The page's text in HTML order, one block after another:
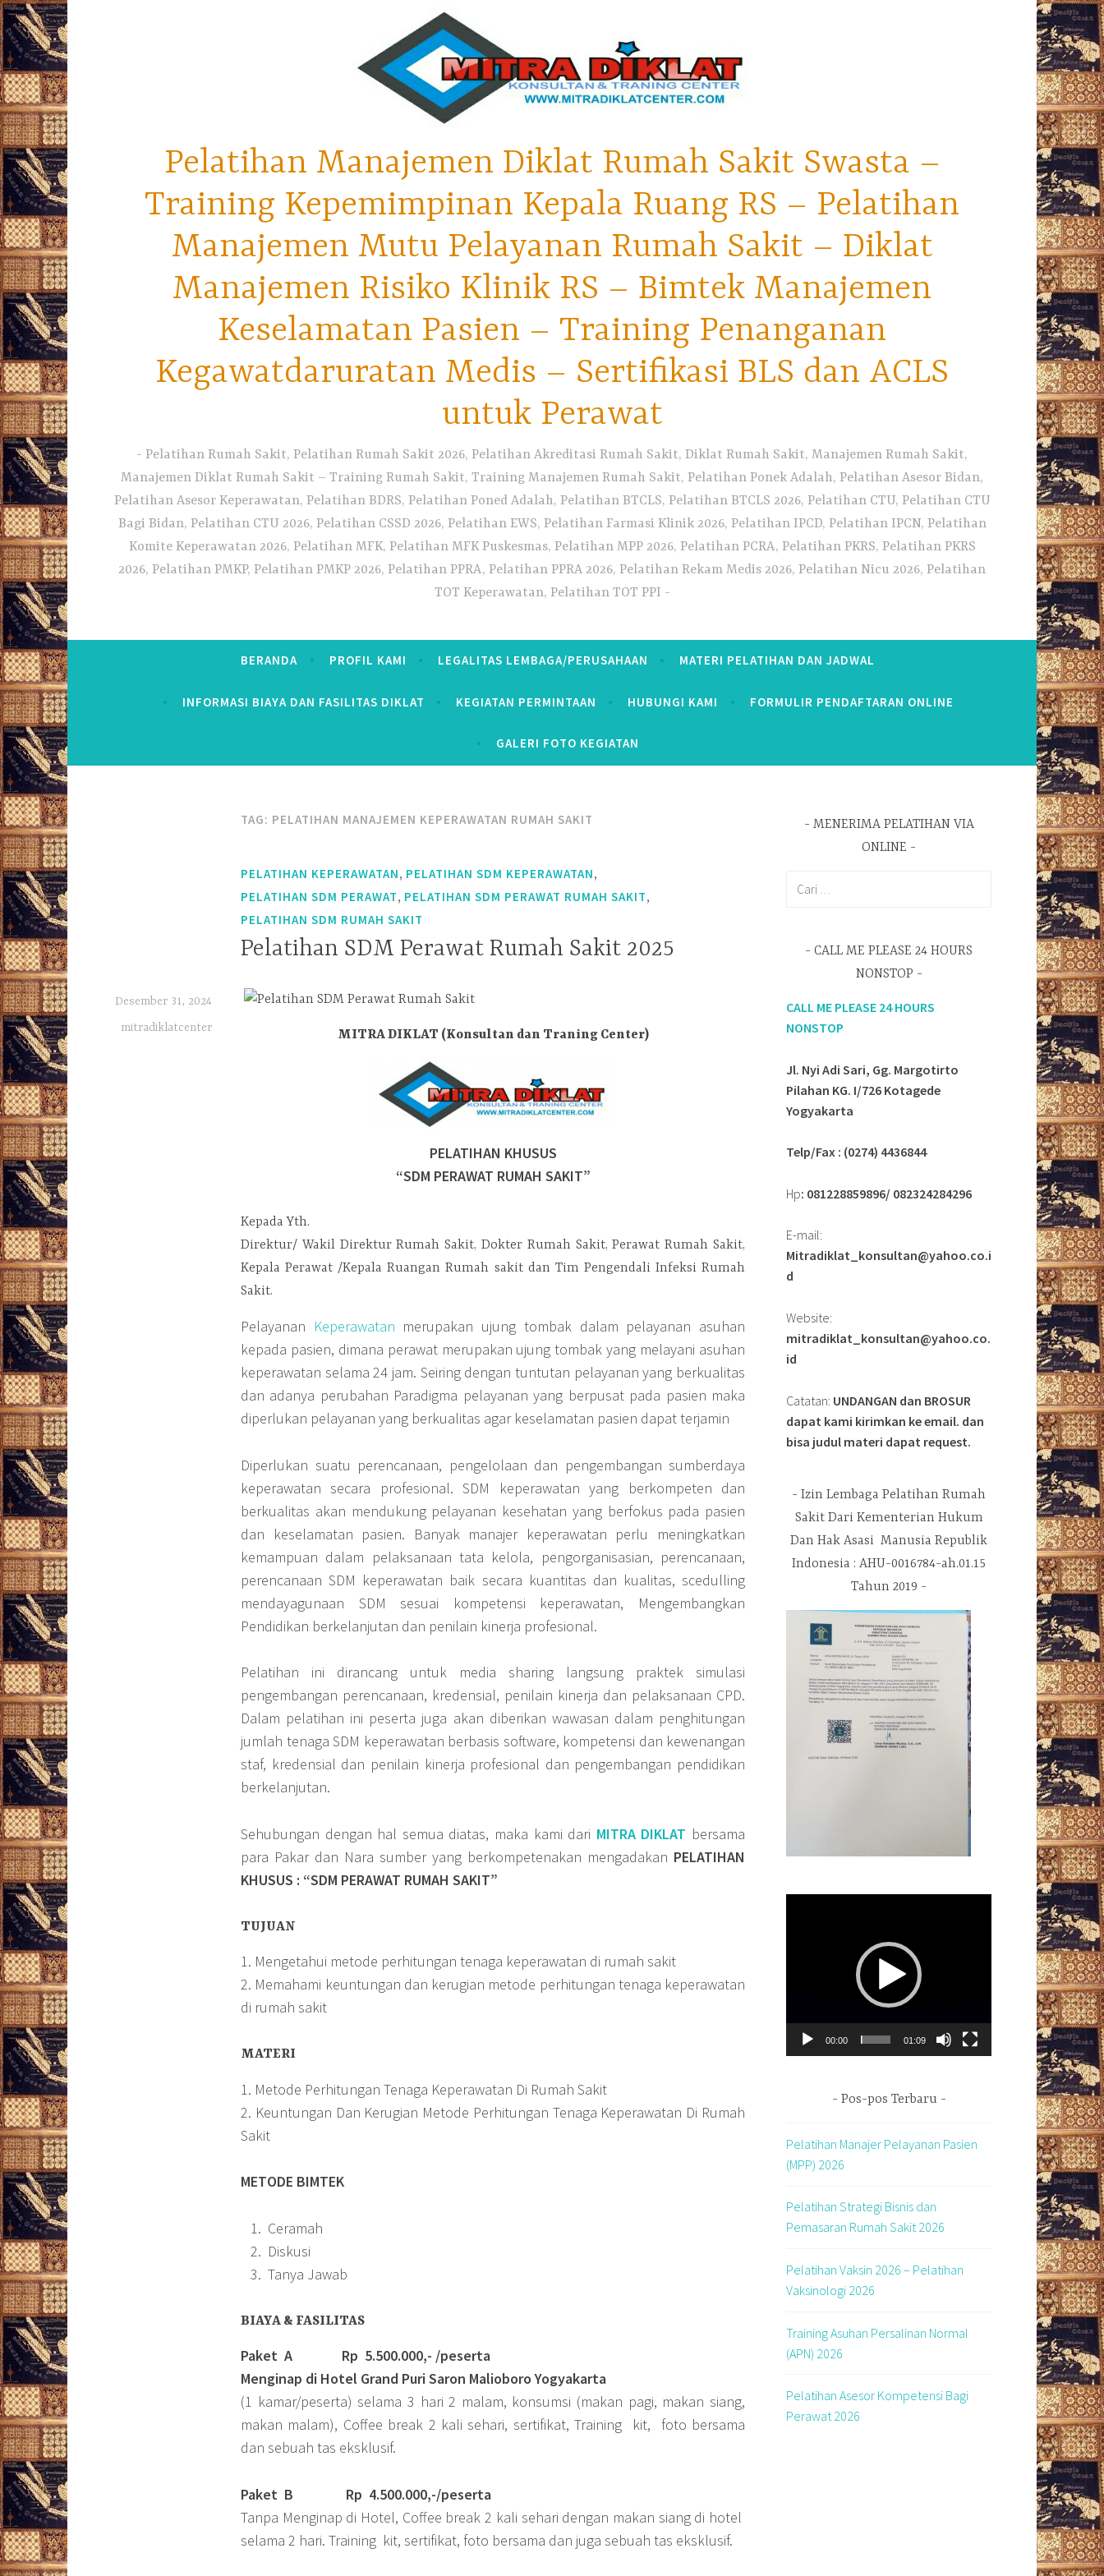
Pelatihan Manajemen Diklat Rumah Sakit Swasta –
Training Kepemimpinan Kepala Ruang RS – Pelatihan
Manajemen Mutu Pelayanan Rumah Sakit – Diklat
Manajemen Risiko Klinik RS – Bimtek Manajemen
Keselamatan Pasien – Training Penanganan
Kegawatdaruratan Medis – Sertifikasi BLS dan ACLS
untuk Perawat
Pelatihan Rumah Sakit, Pelatihan Rumah Sakit 2026, Pelatihan Akreditasi Rumah Sakit, Diklat Rumah Sakit, Manajemen Rumah Sakit,
Manajemen Diklat Rumah Sakit – Training Rumah Sakit, Training Manajemen Rumah Sakit, Pelatihan Ponek Adalah, Pelatihan Asesor Bidan,
Pelatihan Asesor Keperawatan, Pelatihan BDRS, Pelatihan Poned Adalah, Pelatihan BTCLS, Pelatihan BTCLS 2026, Pelatihan CTU, Pelatihan CTU
Bagi Bidan, Pelatihan CTU 2026, Pelatihan CSSD 2026, Pelatihan EWS, Pelatihan Farmasi Klinik 2026, Pelatihan IPCD, Pelatihan IPCN, Pelatihan
Komite Keperawatan 2026, Pelatihan MFK, Pelatihan MFK Puskesmas, Pelatihan MPP 2026, Pelatihan PCRA, Pelatihan PKRS, Pelatihan PKRS
2026, Pelatihan PMKP, Pelatihan PMKP 2026, Pelatihan PPRA, Pelatihan PPRA 2026, Pelatihan Rekam Medis 2026, Pelatihan Nicu 2026, Pelatihan
TOT Keperawatan, Pelatihan TOT PPI
BERANDA PROFIL KAMI LEGALITAS LEMBAGA/PERUSAHAAN MATERI PELATIHAN DAN JADWAL
INFORMASI BIAYA DAN FASILITAS DIKLAT KEGIATAN PERMINTAAN HUBUNGI KAMI FORMULIR PENDAFTARAN ONLINE
GALERI FOTO KEGIATAN
TAG: PELATIHAN MANAJEMEN KEPERAWATAN RUMAH SAKIT
PELATIHAN KEPERAWATAN, PELATIHAN SDM KEPERAWATAN,
PELATIHAN SDM PERAWAT, PELATIHAN SDM PERAWAT RUMAH SAKIT,
PELATIHAN SDM RUMAH SAKIT
Pelatihan SDM Perawat Rumah Sakit 2025
Desember 31, 2024
mitradiklatcenter
MITRA DIKLAT (Konsultan dan Traning Center)
PELATIHAN KHUSUS
“SDM PERAWAT RUMAH SAKIT”
Kepada Yth.
Direktur/ Wakil Direktur Rumah Sakit, Dokter Rumah Sakit, Perawat Rumah Sakit,
Kepala Perawat /Kepala Ruangan Rumah sakit dan Tim Pengendali Infeksi Rumah
Sakit.
Pelayanan Keperawatan merupakan ujung tombak dalam pelayanan asuhan
kepada pasien, dimana perawat merupakan ujung tombak yang melayani asuhan
keperawatan selama 24 jam. Seiring dengan tuntutan pelayanan yang berkualitas
dan adanya perubahan Paradigma pelayanan yang berpusat pada pasien maka
diperlukan pelayanan yang berkualitas agar keselamatan pasien dapat terjamin
Diperlukan suatu perencanaan, pengelolaan dan pengembangan sumberdaya
keperawatan secara profesional. SDM keperawatan yang berkompeten dan
berkualitas akan mendukung pelayanan kesehatan yang berfokus pada pasien
dan keselamatan pasien. Banyak manajer keperawatan perlu meningkatkan
kemampuan dalam pelaksanaan tata kelola, pengorganisasian, perencanaan,
perencanaan SDM keperawatan baik secara kuantitas dan kualitas, scedulling
mendayagunaan SDM sesuai kompetensi keperawatan, Mengembangkan
Pendidikan berkelanjutan dan penilain kinerja profesional.
Pelatihan ini dirancang untuk media sharing langsung praktek simulasi
pengembangan perencanaan, kredensial, penilain kinerja dan pelaksanaan CPD.
Dalam pelatihan ini peserta juga akan diberikan wawasan dalam penghitungan
jumlah tenaga SDM keperawatan berbasis software, kompetensi dan kewenangan
staf, kredensial dan penilain kinerja profesional dan pengembangan pendidikan
berkelanjutan.
Sehubungan dengan hal semua diatas, maka kami dari MITRA DIKLAT bersama
para Pakar dan Nara sumber yang berkompetenakan mengadakan PELATIHAN
KHUSUS : “SDM PERAWAT RUMAH SAKIT”
TUJUAN
1. Mengetahui metode perhitungan tenaga keperawatan di rumah sakit
2. Memahami keuntungan dan kerugian metode perhitungan tenaga keperawatan
di rumah sakit
MATERI
1. Metode Perhitungan Tenaga Keperawatan Di Rumah Sakit
2. Keuntungan Dan Kerugian Metode Perhitungan Tenaga Keperawatan Di Rumah
Sakit
METODE BIMTEK
Ceramah
Diskusi
Tanya Jawab
BIAYA & FASILITAS
Paket A Rp 5.500.000,- /peserta
Menginap di Hotel Grand Puri Saron Malioboro Yogyakarta
(1 kamar/peserta) selama 3 hari 2 malam, konsumsi (makan pagi, makan siang,
makan malam), Coffee break 2 kali sehari, sertifikat, Training kit, foto bersama
dan sebuah tas eksklusif.
Paket B
Rp 4.500.000,-/peserta
Tanpa Menginap di Hotel, Coffee break 2 kali sehari dengan makan siang di hotel
selama 2 hari. Training kit, sertifikat, foto bersama dan juga sebuah tas eksklusif.
MENERIMA PELATIHAN VIA
ONLINE
CALL ME PLEASE 24 HOURS
NONSTOP
CALL ME PLEASE 24 HOURS
NONSTOP
Jl. Nyi Adi Sari, Gg. Margotirto
Pilahan KG. I/726 Kotagede
Yogyakarta
Telp/Fax : (0274) 4436844
Hp: 081228859896/ 082324284296
E-mail:
Mitradiklat_konsultan@yahoo.co.i
d
Website:
mitradiklat_konsultan@yahoo.co.
id
Catatan: UNDANGAN dan BROSUR
dapat kami kirimkan ke email. dan
bisa judul materi dapat request.
Izin Lembaga Pelatihan Rumah
Sakit Dari Kementerian Hukum
Dan Hak Asasi Manusia Republik
Indonesia : AHU-0016784-ah.01.15
Tahun 2019
00:00 01:09
Pos-pos Terbaru
Pelatihan Manajer Pelayanan Pasien
(MPP) 2026
Pelatihan Strategi Bisnis dan
Pemasaran Rumah Sakit 2026
Pelatihan Vaksin 2026 – Pelatihan
Vaksinologi 2026
Training Asuhan Persalinan Normal
(APN) 2026
Pelatihan Asesor Kompetensi Bagi
Perawat 2026